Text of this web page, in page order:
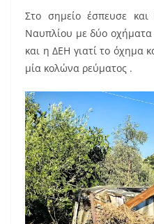
Στο σημείο έσπευσε
Ναυπλίου με δύο
και η ΔΕΗ γιατί το όχημα
μία κολώνα ρεύματος .